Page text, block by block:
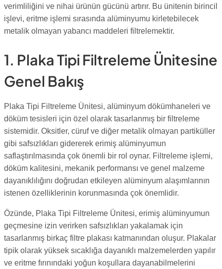
verimliliğini ve nihai ürünün gücünü artırır. Bu ünitenin birincil
işlevi, eritme işlemi sırasında alüminyumu kirletebilecek
metalik olmayan yabancı maddeleri filtrelemektir.
1. Plaka Tipi Filtreleme Ünitesine
Genel Bakış
Plaka Tipi Filtreleme Ünitesi, alüminyum dökümhaneleri ve
döküm tesisleri için özel olarak tasarlanmış bir filtreleme
sistemidir. Oksitler, cüruf ve diğer metalik olmayan partiküller
gibi safsızlıkları gidererek erimiş alüminyumun
saflaştırılmasında çok önemli bir rol oynar. Filtreleme işlemi,
döküm kalitesini, mekanik performansı ve genel malzeme
dayanıklılığını doğrudan etkileyen alüminyum alaşımlarının
istenen özelliklerinin korunmasında çok önemlidir.
Özünde, Plaka Tipi Filtreleme Ünitesi, erimiş alüminyumun
geçmesine izin verirken safsızlıkları yakalamak için
tasarlanmış birkaç filtre plakası katmanından oluşur. Plakalar
tipik olarak yüksek sıcaklığa dayanıklı malzemelerden yapılır
ve eritme fırınındaki yoğun koşullara dayanabilmelerini